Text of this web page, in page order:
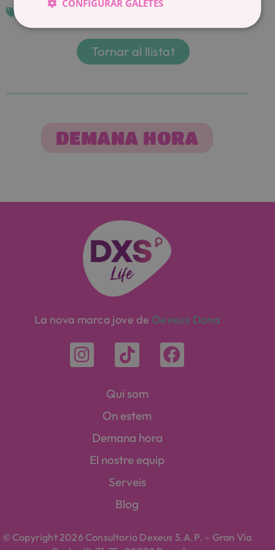
Fertilitat
Tornar al llistat
DEMANA HORA
La nova marca jove de Dexeus Dona
Qui som
On estem
Demana hora
El nostre equip
Serveis
Blog
© Copyright 2026 Consultorio Dexeus S.A.P. – Gran Vía
CONFIGURAR GALETES